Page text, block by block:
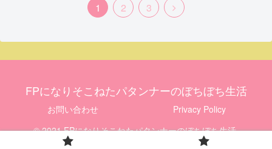
1 2 3
FPになりそこねたパタンナーのぼちぼち生活
お問い合わせ
Privacy Policy
© 2021 FPになりそこねたパタンナーのぼちぼち生活.